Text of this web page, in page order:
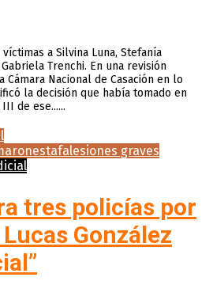
a Silvina Luna, Stefanía
Trenchi. En una revisión
Nacional de Casación en lo
la decisión que había tomado en
de ese......
estafalesiones graves
tres policías por
González